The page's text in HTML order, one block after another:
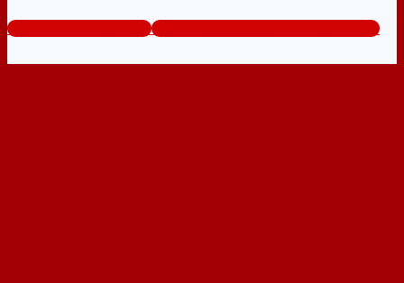
www.sieuthicuanhua.net Tổng đài tư vấn miễn phí: 0824.400.400